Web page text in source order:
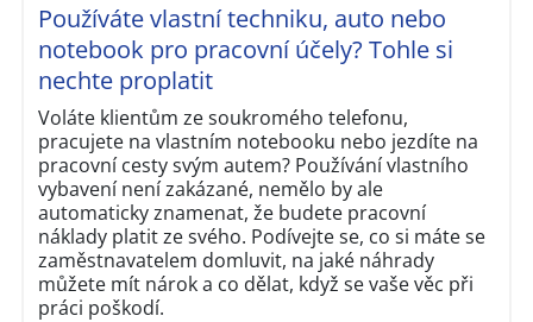
Používáte vlastní techniku, auto nebo
notebook pro pracovní účely? Tohle si
nechte proplatit
Voláte klientům ze soukromého telefonu,
pracujete na vlastním notebooku nebo jezdíte na
pracovní cesty svým autem? Používání vlastního
vybavení není zakázané, nemělo by ale
automaticky znamenat, že budete pracovní
náklady platit ze svého. Podívejte se, co si máte se
zaměstnavatelem domluvit, na jaké náhrady
můžete mít nárok a co dělat, když se vaše věc při
práci poškodí.